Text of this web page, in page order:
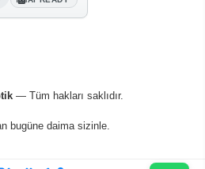
— Tüm hakları saklıdır.
bugüne daima sizinle.